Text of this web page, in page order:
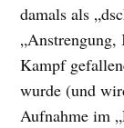
damals als
Kampf
wurde (und
Aufnahme im